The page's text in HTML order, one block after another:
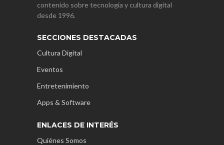
contenido sobre tecnología y cultura digital
desde 1996.
SECCIONES DESTACADAS
Cultura Digital
Eventos
Entretenimiento
Apps & Software
ENLACES DE INTERÉS
Quiénes Somos